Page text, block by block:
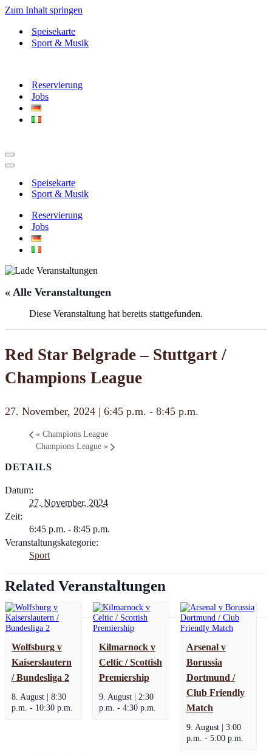
Zum Inhalt springen
Speisekarte
Sport & Musik
Reservierung
Jobs
Navigationsmenü
Navigationsmenü
Speisekarte
Sport & Musik
Reservierung
Jobs
« Alle Veranstaltungen
Diese Veranstaltung hat bereits stattgefunden.
Red Star Belgrade – Stuttgart /
Champions League
27. November, 2024 | 6:45 p.m. - 8:45 p.m.
« Champions League
Champions League »
DETAILS
Datum:
27. November, 2024
Zeit:
6:45 p.m. - 8:45 p.m.
Veranstaltungskategorie:
Sport
Related Veranstaltungen
Wolfsburg v
Kaiserslautern
/ Bundesliga 2
8. August | 8:30
p.m. - 10:30 p.m.
Kilmarnock v
Celtic / Scottish
Premiership
9. August | 2:30
p.m. - 4:30 p.m.
Arsenal v
Borussia
Dortmund /
Club Friendly
Match
9. August | 3:00
p.m. - 5:00 p.m.